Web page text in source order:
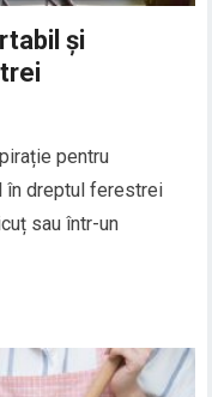
și
pentru
în dreptul ferestrei
sau într-un